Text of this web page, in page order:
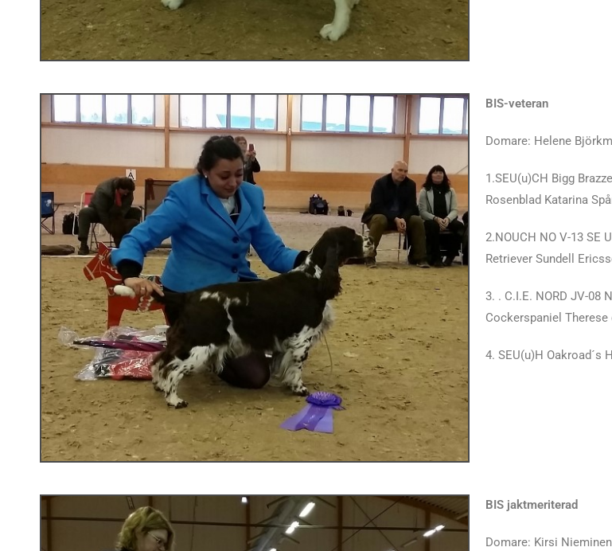
BIS-veteran
Domare: Helene
1.SEU(u)CH Bigg
Rosenblad Katarina
2.NOUCH NO V-13 SE
Retriever Sundell
3. . C.I.E. NORD JV-08
Cockerspaniel
4. SEU(u)H Oakroad´s
BIS jaktmeriterad
Domare: Kirsi Nieminen